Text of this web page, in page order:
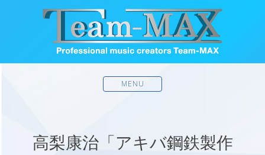
MENU
高梨康治「アキバ鋼鉄製作